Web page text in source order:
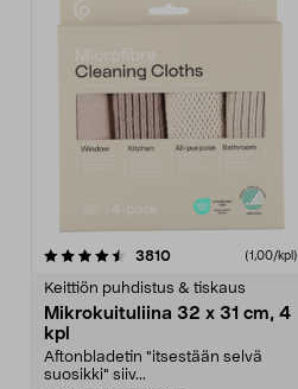
3810arvostelut (1,00/kpl)
Keittiön puhdistus & tiskaus
Mikrokuituliina 32 x 31 cm, 4
kpl
Aftonbladetin "itsestään selvä
suosikki" siiv...
4.5viidestä